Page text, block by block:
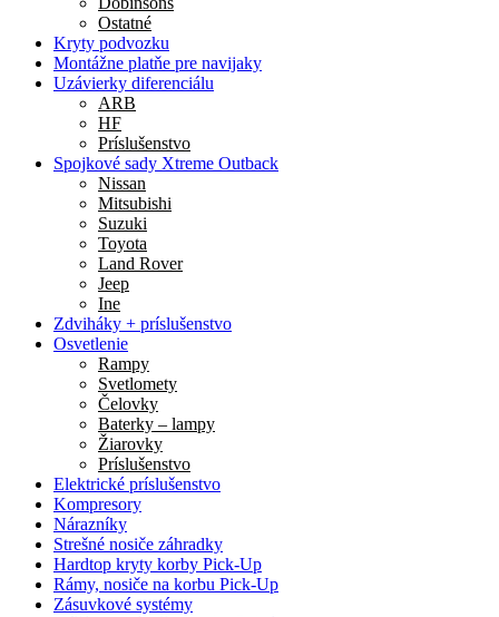
Ostatné
Kryty podvozku
Montážne platňe pre navijaky
Uzávierky diferenciálu
ARB
HF
Príslušenstvo
Spojkové sady Xtreme Outback
Nissan
Mitsubishi
Suzuki
Toyota
Land Rover
Jeep
Ine
Zdviháky + príslušenstvo
Osvetlenie
Rampy
Svetlomety
Čelovky
Baterky – lampy
Žiarovky
Príslušenstvo
Elektrické príslušenstvo
Kompresory
Nárazníky
Strešné nosiče záhradky
Hardtop kryty korby Pick-Up
Rámy, nosiče na korbu Pick-Up
Zásuvkové systémy